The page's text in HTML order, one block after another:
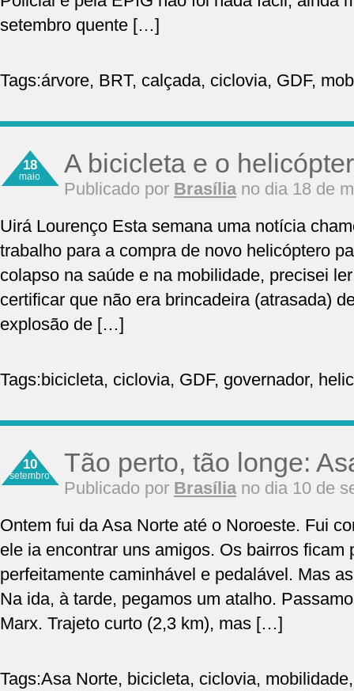
setembro quente […]
Tags:árvore, BRT, calçada, ciclovia, GDF,
18
maio A bicicleta e o
Publicado por Brasíliano dia 18 de
Uirá Lourenço Esta semana uma notícia
trabalho para a compra de novo helicóptero
colapso na saúde e na mobilidade, precisei
certificar que não era brincadeira (atrasada)
explosão de […]
Tags:bicicleta, ciclovia, GDF, governador,
10
setembro Tão perto, tão longe:
Publicado por Brasíliano dia 10 de
Ontem fui da Asa Norte até o Noroeste. Fui
ele ia encontrar uns amigos. Os bairros ficam
perfeitamente caminhável e pedalável. Mas
Na ida, à tarde, pegamos um atalho.
Marx. Trajeto curto (2,3 km), mas […]
Tags:Asa Norte, bicicleta, ciclovia, mobilidade